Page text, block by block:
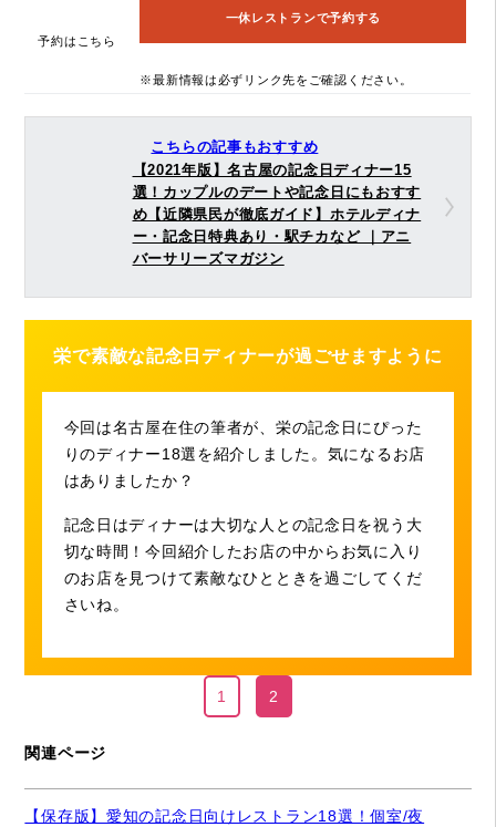
予約はこちら
一休レストランで予約する
※最新情報は必ずリンク先をご確認ください。
こちらの記事もおすすめ
【2021年版】名古屋の記念日ディナー15
選！カップルのデートや記念日にもおすす
め【近隣県民が徹底ガイド】ホテルディナ
ー・記念日特典あり・駅チカなど ｜アニ
バーサリーズマガジン
栄で素敵な記念日ディナーが過ごせますように
今回は名古屋在住の筆者が、栄の記念日にぴった
りのディナー18選を紹介しました。気になるお店
はありましたか？
記念日はディナーは大切な人との記念日を祝う大
切な時間！今回紹介したお店の中からお気に入り
のお店を見つけて素敵なひとときを過ごしてくだ
さいね。
1 2
関連ページ
【保存版】愛知の記念日向けレストラン18選！個室/夜